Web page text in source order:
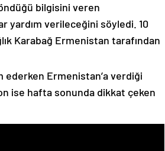
bilgisini veren
yardım verileceğini söyledi. 10
Karabağ Ermenistan tarafından
ederken Ermenistan’a verdiği
ise hafta sonunda dikkat çeken